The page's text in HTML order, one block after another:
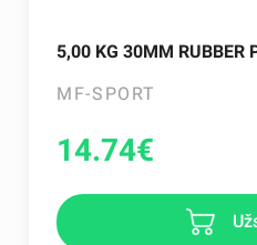
5,00 KG 30MM RUBBER
MF-SPORT
14.74€